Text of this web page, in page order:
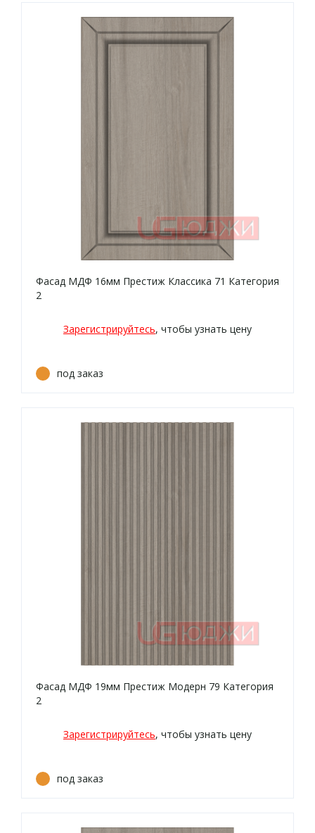
Фасад МДФ 16мм Престиж Классика 71 Категория
2
Зарегистрируйтесь, чтобы узнать цену
под заказ
Фасад МДФ 19мм Престиж Модерн 79 Категория
2
Зарегистрируйтесь, чтобы узнать цену
под заказ